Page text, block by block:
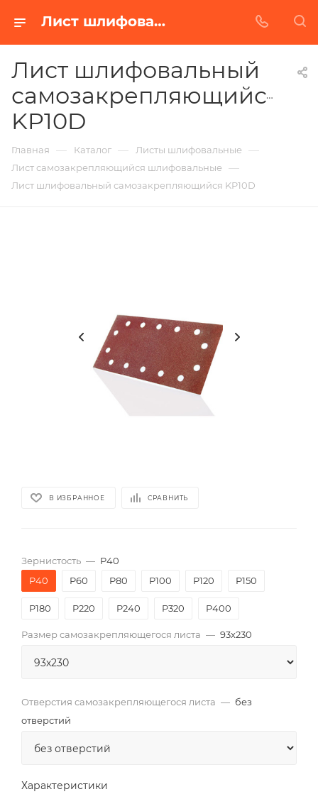
Лист шлифовальный самозакрепляющийся KP10D в Белгороде | Купить по недорогой цене от Абразивного Завода
Лист шлифовальный
самозакрепляющийся
KP10D
Главная — Каталог — Листы шлифовальные —
Лист самозакрепляющийся шлифовальные —
Лист шлифовальный самозакрепляющийся KP10D
В ИЗБРАННОЕ СРАВНИТЬ
Зернистость — P40
P40
P60 P80 P100 P120 P150
P180 P220 P240 P320 P400
Размер самозакрепляющегося листа — 93х230
Отверстия самозакрепляющегося листа — без
отверстий
Характеристики